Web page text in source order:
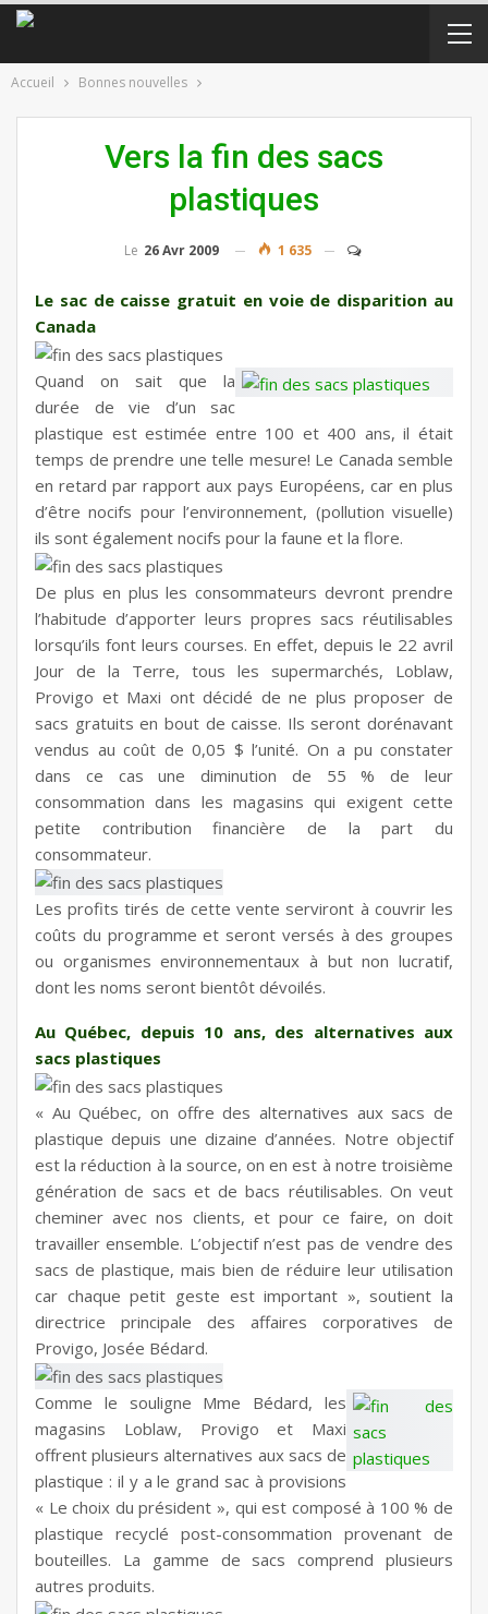
Accueil Bonnes nouvelles
Vers la fin des sacs
plastiques
Le 26 Avr 2009 1 635
Le sac de caisse gratuit en voie de disparition au
Canada
Quand on sait que la
durée de vie d’un sac
plastique est estimée entre 100 et 400 ans, il était
temps de prendre une telle mesure! Le Canada semble
en retard par rapport aux pays Européens, car en plus
d’être nocifs pour l’environnement, (pollution visuelle)
ils sont également nocifs pour la faune et la flore.
De plus en plus les consommateurs devront prendre
l’habitude d’apporter leurs propres sacs réutilisables
lorsqu’ils font leurs courses. En effet, depuis le 22 avril
Jour de la Terre, tous les supermarchés, Loblaw,
Provigo et Maxi ont décidé de ne plus proposer de
sacs gratuits en bout de caisse. Ils seront dorénavant
vendus au coût de 0,05 $ l’unité. On a pu constater
dans ce cas une diminution de 55 % de leur
consommation dans les magasins qui exigent cette
petite contribution financière de la part du
consommateur.
Les profits tirés de cette vente serviront à couvrir les
coûts du programme et seront versés à des groupes
ou organismes environnementaux à but non lucratif,
dont les noms seront bientôt dévoilés.
Au Québec, depuis 10 ans, des alternatives aux
sacs plastiques
« Au Québec, on offre des alternatives aux sacs de
plastique depuis une dizaine d’années. Notre objectif
est la réduction à la source, on en est à notre troisième
génération de sacs et de bacs réutilisables. On veut
cheminer avec nos clients, et pour ce faire, on doit
travailler ensemble. L’objectif n’est pas de vendre des
sacs de plastique, mais bien de réduire leur utilisation
car chaque petit geste est important », soutient la
directrice principale des affaires corporatives de
Provigo, Josée Bédard.
Comme le souligne Mme Bédard, les
magasins Loblaw, Provigo et Maxi
offrent plusieurs alternatives aux sacs de
plastique : il y a le grand sac à provisions
« Le choix du président », qui est composé à 100 % de
plastique recyclé post-consommation provenant de
bouteilles. La gamme de sacs comprend plusieurs
autres produits.